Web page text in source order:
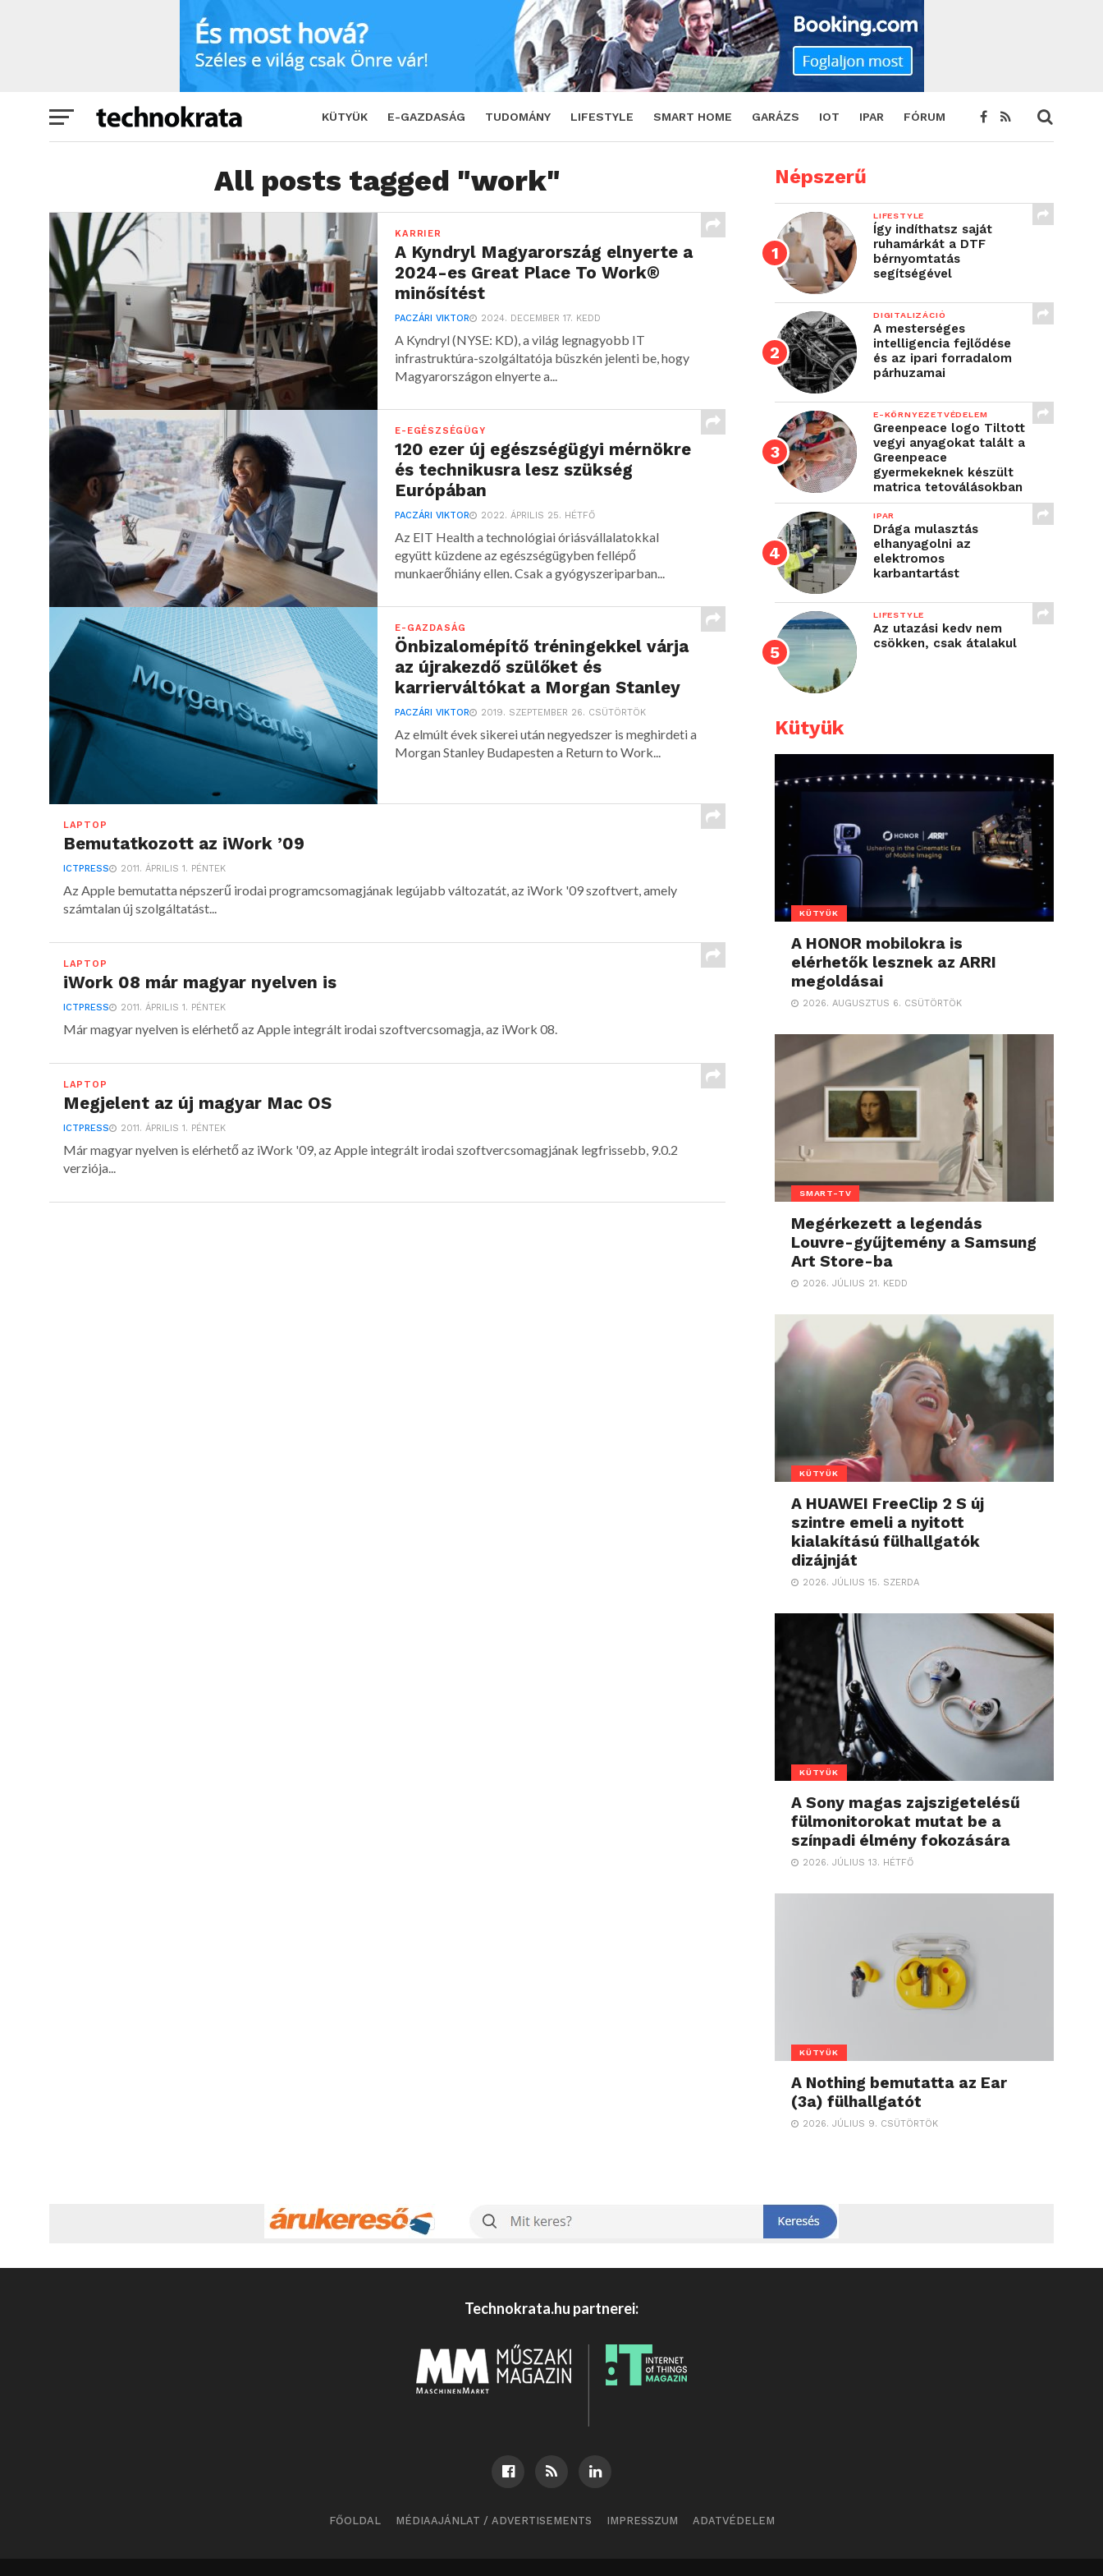
KÜTYÜK E-GAZDASÁG TUDOMÁNY LIFESTYLE SMART HOME GARÁZS IOT IPAR FÓRUM
All posts tagged "work"
KARRIER
A Kyndryl Magyarország elnyerte a
2024-es Great Place To Work®
minősítést
PACZÁRI VIKTOR 2024. DECEMBER 17. KEDD
A Kyndryl (NYSE: KD), a világ legnagyobb IT
infrastruktúra-szolgáltatója büszkén jelenti be, hogy
Magyarországon elnyerte a...
E-EGÉSZSÉGÜGY
120 ezer új egészségügyi mérnökre
és technikusra lesz szükség
Európában
PACZÁRI VIKTOR 2022. ÁPRILIS 25. HÉTFŐ
Az EIT Health a technológiai óriásvállalatokkal
együtt küzdene az egészségügyben fellépő
munkaerőhiány ellen. Csak a gyógyszeriparban...
E-GAZDASÁG
Önbizalomépítő tréningekkel várja
az újrakezdő szülőket és
karrierváltókat a Morgan Stanley
PACZÁRI VIKTOR 2019. SZEPTEMBER 26. CSÜTÖRTÖK
Az elmúlt évek sikerei után negyedszer is meghirdeti a
Morgan Stanley Budapesten a Return to Work...
LAPTOP
Bemutatkozott az iWork ’09
ICTPRESS 2011. ÁPRILIS 1. PÉNTEK
Az Apple bemutatta népszerű irodai programcsomagjának legújabb változatát, az iWork '09 szoftvert, amely
számtalan új szolgáltatást...
LAPTOP
iWork 08 már magyar nyelven is
ICTPRESS 2011. ÁPRILIS 1. PÉNTEK
Már magyar nyelven is elérhető az Apple integrált irodai szoftvercsomagja, az iWork 08.
LAPTOP
Megjelent az új magyar Mac OS
ICTPRESS 2011. ÁPRILIS 1. PÉNTEK
Már magyar nyelven is elérhető az iWork '09, az Apple integrált irodai szoftvercsomagjának legfrissebb, 9.0.2
verziója...
Népszerű
LIFESTYLE
Így indíthatsz saját
ruhamárkát a DTF
bérnyomtatás
segítségével
DIGITALIZÁCIÓ
A mesterséges
intelligencia fejlődése
és az ipari forradalom
párhuzamai
E-KÖRNYEZETVÉDELEM
Greenpeace logo Tiltott
vegyi anyagokat talált a
Greenpeace
gyermekeknek készült
matrica tetoválásokban
IPAR
Drága mulasztás
elhanyagolni az
elektromos
karbantartást
LIFESTYLE
Az utazási kedv nem
csökken, csak átalakul
Kütyük
KÜTYÜK
A HONOR mobilokra is
elérhetők lesznek az ARRI
megoldásai
2026. AUGUSZTUS 6. CSÜTÖRTÖK
SMART-TV
Megérkezett a legendás
Louvre-gyűjtemény a Samsung
Art Store-ba
2026. JÚLIUS 21. KEDD
KÜTYÜK
A HUAWEI FreeClip 2 S új
szintre emeli a nyitott
kialakítású fülhallgatók
dizájnját
2026. JÚLIUS 15. SZERDA
KÜTYÜK
A Sony magas zajszigetelésű
fülmonitorokat mutat be a
színpadi élmény fokozására
2026. JÚLIUS 13. HÉTFŐ
KÜTYÜK
A Nothing bemutatta az Ear
(3a) fülhallgatót
2026. JÚLIUS 9. CSÜTÖRTÖK
Technokrata.hu partnerei:
FŐOLDAL MÉDIAAJÁNLAT / ADVERTISEMENTS IMPRESSZUM ADATVÉDELEM